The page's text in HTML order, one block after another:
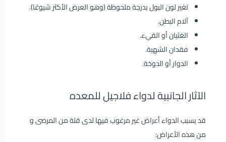
تغير لون البول بدرجة ملحوظة (وهو العرض الأكثر شيوعًا).
آلام البطن.
الغثيان أو القيء.
فقدان الشهية.
الدوار أو الدوخة.
الآثار الجانبية لدواء فلاجيل للمعده
قد يسبب الدواء أعراض غير مرغوب فيها لدى قلة من المرضى و
من هذه الأعراض: